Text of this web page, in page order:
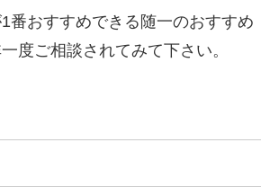
番おすすめできる随一のおすすめ
度ご相談されてみて下さい。